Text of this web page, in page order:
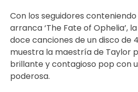
Con los seguidores
arranca ‘The Fate of Ophelia’,
doce canciones de un disco de
muestra la maestría de Taylor
brillante y contagioso pop con
poderosa.